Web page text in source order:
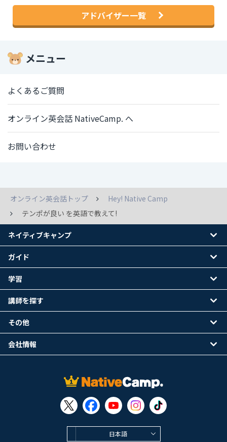
アドバイザー一覧
メニュー
よくあるご質問
オンライン英会話 NativeCamp. へ
お問い合わせ
オンライン英会話トップ
Hey! Native Camp
テンポが良い を英語で教えて!
日本語
ネイティブキャンプ
ガイド
学習
講師を探す
その他
会社情報